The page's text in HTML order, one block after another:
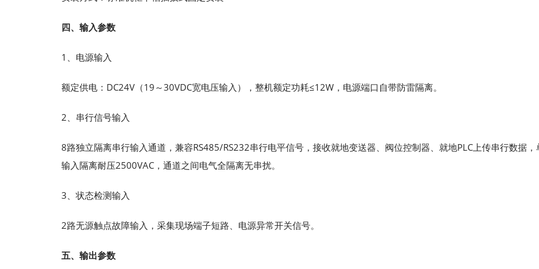
四、输入参数
1、电源输入
额定供电：DC24V（19～30VDC宽电压输入），整机额定功耗≤12W，电源端口自带防雷隔离。
2、串行信号输入
8路独立隔离串行输入通道，兼容RS485/RS232串行电平信号，接收就地变送器、阀位控制器、就地PLC上传串行数据，
输入隔离耐压2500VAC，通道之间电气全隔离无串扰。
3、状态检测输入
2路无源触点故障输入，采集现场端子短路、电源异常开关信号。
五、输出参数